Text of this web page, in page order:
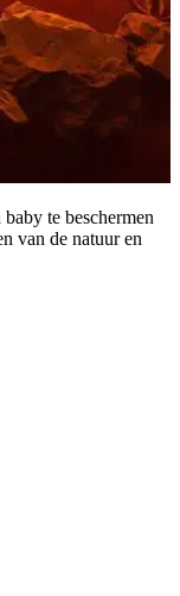
te beschermen
van de natuur en